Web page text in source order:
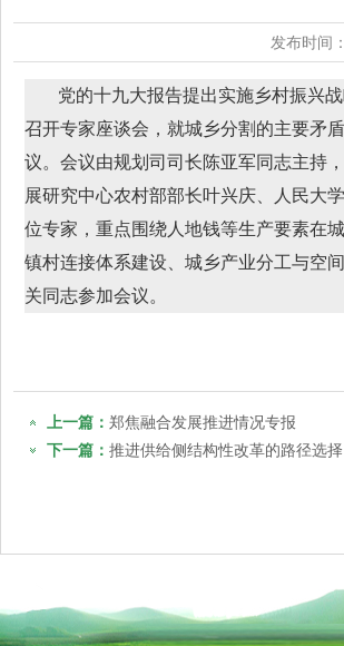
发布时
党的十九大报告提出实施乡村振兴
召开专家座谈会，就城乡分割的主要矛
议。会议由规划司司长陈亚军同志主持
展研究中心农村部部长叶兴庆、人民大
位专家，重点围绕人地钱等生产要素在
镇村连接体系建设、城乡产业分工与空
关同志参加会议。
上一篇： 郑焦融合发展推进情况专报
下一篇： 推进供给侧结构性改革的路径选择